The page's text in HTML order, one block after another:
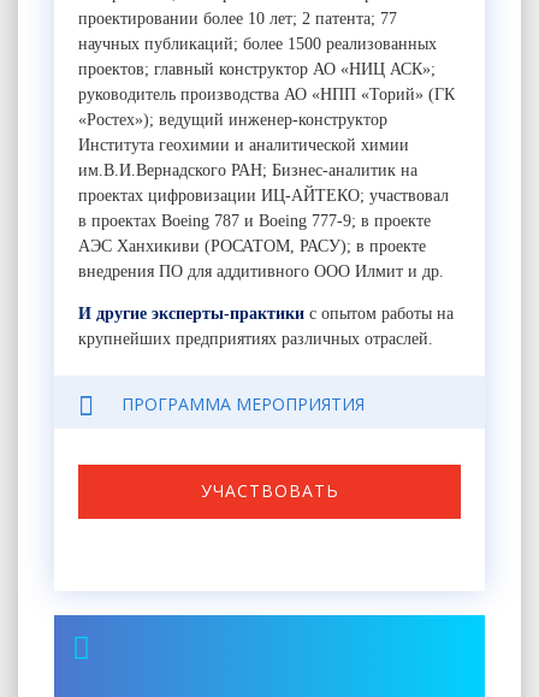
проектировании более 10 лет; 2 патента; 77
научных публикаций; более 1500 реализованных
проектов; главный конструктор АО «НИЦ АСК»;
руководитель производства АО «НПП «Торий» (ГК
«Ростех»); ведущий инженер-конструктор
Института геохимии и аналитической химии
им.В.И.Вернадского РАН; Бизнес-аналитик на
проектах цифровизации ИЦ-АЙТЕКО; участвовал
в проектах Boeing 787 и Boeing 777-9; в проекте
АЭС Ханхикиви (РОСАТОМ, РАСУ); в проекте
внедрения ПО для аддитивного ООО Илмит и др.
И другие эксперты-практики с опытом работы на
крупнейших предприятиях различных отраслей.
ПРОГРАММА МЕРОПРИЯТИЯ
УЧАСТВОВАТЬ